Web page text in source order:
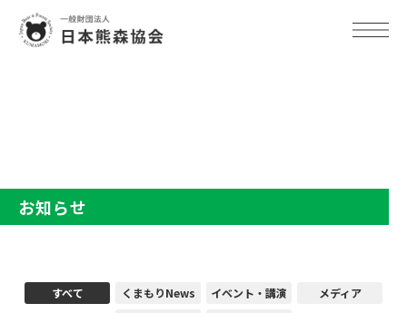
お知らせ
すべて くまもりNews イベント・講演
メディア